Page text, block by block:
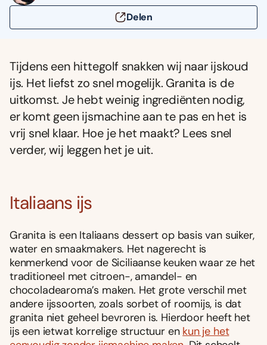
Delen
Tijdens een hittegolf snakken wij naar ijskoud
ijs. Het liefst zo snel mogelijk. Granita is de
uitkomst. Je hebt weinig ingrediënten nodig,
er komt geen ijsmachine aan te pas en het is
vrij snel klaar. Hoe je het maakt? Lees snel
verder, wij leggen het je uit.
Italiaans ijs
Granita is een Italiaans dessert op basis van suiker,
water en smaakmakers. Het nagerecht is
kenmerkend voor de Siciliaanse keuken waar ze het
traditioneel met citroen-, amandel- en
chocoladearoma’s maken. Het grote verschil met
andere ijssoorten, zoals sorbet of roomijs, is dat
granita niet geheel bevroren is. Hierdoor heeft het
ijs een ietwat korrelige structuur en kun je het